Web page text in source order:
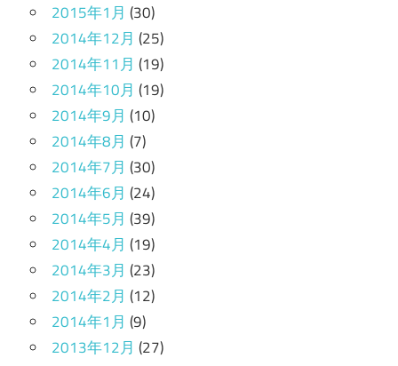
2015年1月 (30)
2014年12月 (25)
2014年11月 (19)
2014年10月 (19)
2014年9月 (10)
2014年8月 (7)
2014年7月 (30)
2014年6月 (24)
2014年5月 (39)
2014年4月 (19)
2014年3月 (23)
2014年2月 (12)
2014年1月 (9)
2013年12月 (27)